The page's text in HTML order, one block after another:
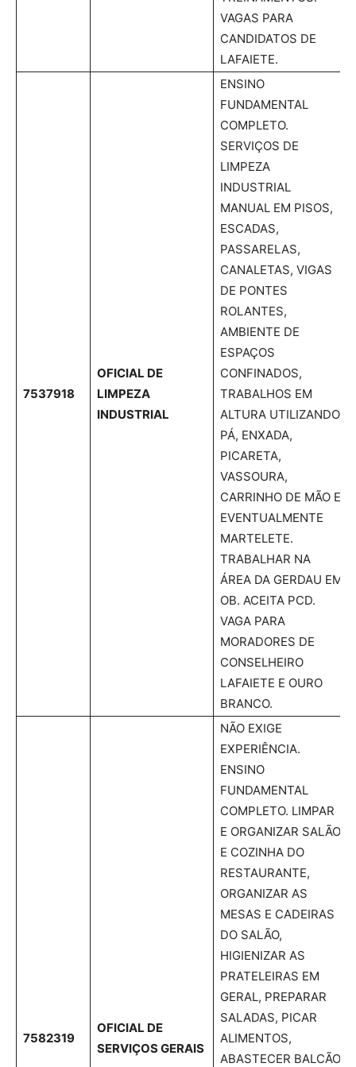
VAGAS PARA
CANDIDATOS DE
LAFAIETE.
7537918
OFICIAL DE
LIMPEZA
INDUSTRIAL
ENSINO
FUNDAMENTAL
COMPLETO.
SERVIÇOS DE
LIMPEZA
INDUSTRIAL
MANUAL EM PISOS,
ESCADAS,
PASSARELAS,
CANALETAS, VIGAS
DE PONTES
ROLANTES,
AMBIENTE DE
ESPAÇOS
CONFINADOS,
TRABALHOS EM
ALTURA UTILIZANDO
PÁ, ENXADA,
PICARETA,
VASSOURA,
CARRINHO DE MÃO E
EVENTUALMENTE
MARTELETE.
TRABALHAR NA
ÁREA DA GERDAU EM
OB. ACEITA PCD.
VAGA PARA
MORADORES DE
CONSELHEIRO
LAFAIETE E OURO
BRANCO.
7582319
OFICIAL DE
SERVIÇOS GERAIS
NÃO EXIGE
EXPERIÊNCIA.
ENSINO
FUNDAMENTAL
COMPLETO. LIMPAR
E ORGANIZAR SALÃO
E COZINHA DO
RESTAURANTE,
ORGANIZAR AS
MESAS E CADEIRAS
DO SALÃO,
HIGIENIZAR AS
PRATELEIRAS EM
GERAL, PREPARAR
SALADAS, PICAR
ALIMENTOS,
ABASTECER BALCÃO,